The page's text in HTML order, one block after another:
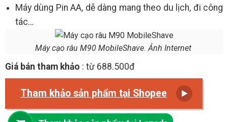
Máy dùng Pin AA, dễ dàng mang theo du lịch, đi công
tác…
Máy cạo râu M90 MobileShave. Ảnh Internet
Giá bán tham khảo : từ 688.500đ
Tham khảo sản phẩm tại Shopee